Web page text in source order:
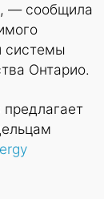
— сообщила
системы
Онтарио.
предлагает